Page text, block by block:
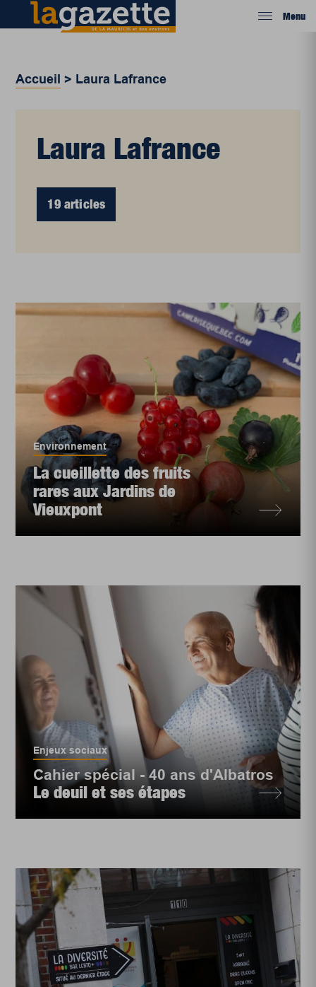
Menu
Accueil > Laura Lafrance
Laura Lafrance
19 articles
Environnement
La cueillette des fruits
rares aux Jardins de
Vieuxpont
Enjeux sociaux
Cahier spécial - 40 ans d'Albatros
Le deuil et ses étapes